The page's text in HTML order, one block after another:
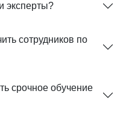
эксперты?
сотрудников по
срочное обучение